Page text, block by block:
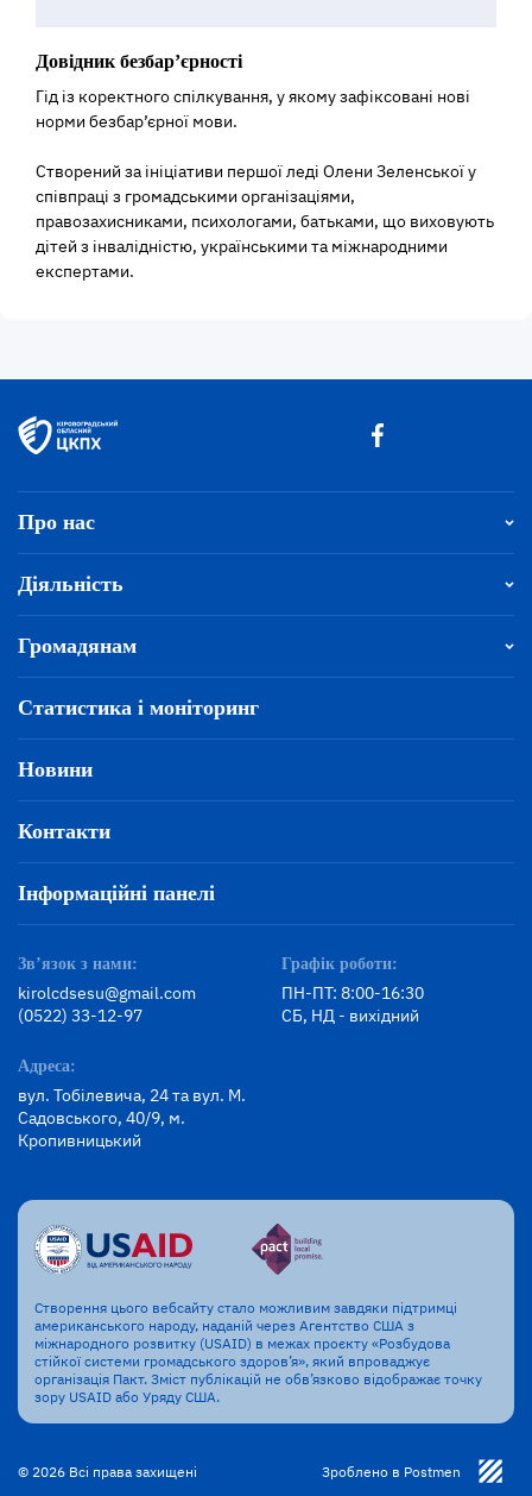
Довідник безбар’єрності
Гід із коректного спілкування, у якому зафіксовані нові
норми безбар’єрної мови.
Створений за ініціативи першої леді Олени Зеленської у
співпраці з громадськими організаціями,
правозахисниками, психологами, батьками, що виховують
дітей з інвалідністю, українськими та міжнародними
експертами.
Про нас
Діяльність
Громадянам
Статистика і моніторинг
Новини
Контакти
Інформаційні панелі
Зв’язок з нами:
kirolcdsesu@gmail.com
(0522) 33-12-97
Графік роботи:
ПН-ПТ: 8:00-16:30
СБ, НД - вихідний
Адреса:
вул. Тобілевича, 24 та вул. М.
Садовського, 40/9, м.
Кропивницький
Створення цього вебсайту стало можливим завдяки підтримці
американського народу, наданій через Агентство США з
міжнародного розвитку (USAID) в межах проєкту «Розбудова
стійкої системи громадського здоров’я», який впроваджує
організація Пакт. Зміст публікацій не обв’язково відображає точку
зору USAID або Уряду США.
© 2026 Всі права захищені Зроблено в Postmen